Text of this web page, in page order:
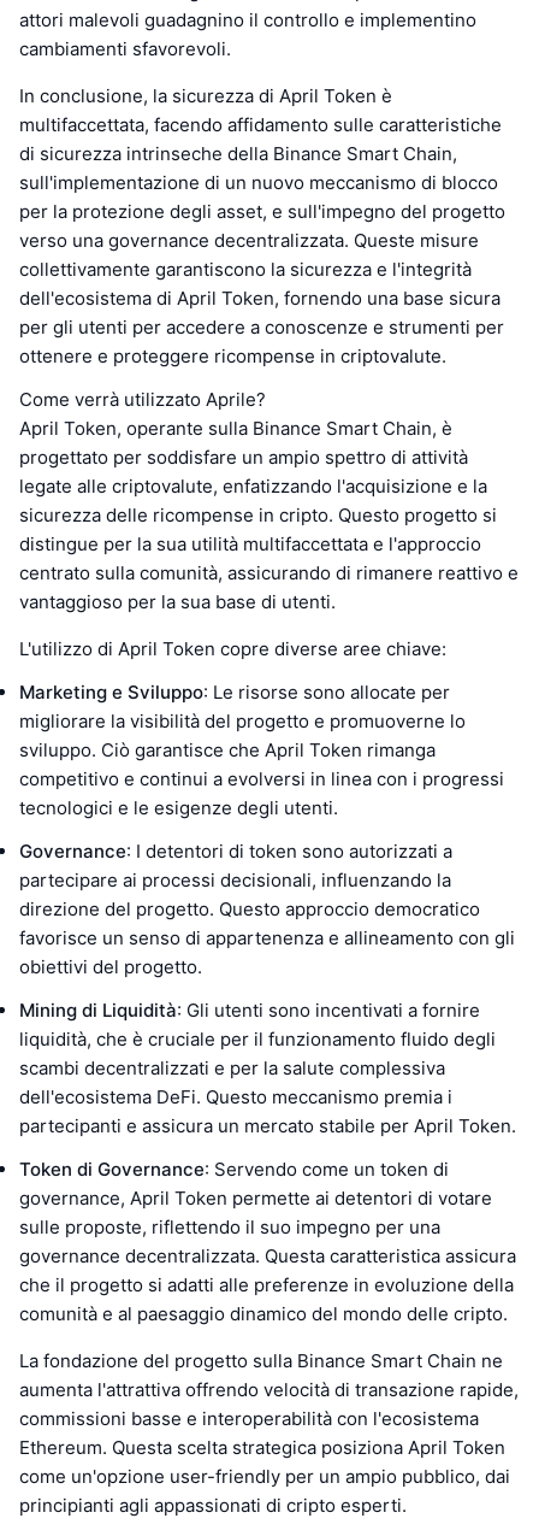
attori malevoli guadagnino il controllo e implementino
cambiamenti sfavorevoli.
In conclusione, la sicurezza di April Token è
multifaccettata, facendo affidamento sulle caratteristiche
di sicurezza intrinseche della Binance Smart Chain,
sull'implementazione di un nuovo meccanismo di blocco
per la protezione degli asset, e sull'impegno del progetto
verso una governance decentralizzata. Queste misure
collettivamente garantiscono la sicurezza e l'integrità
dell'ecosistema di April Token, fornendo una base sicura
per gli utenti per accedere a conoscenze e strumenti per
ottenere e proteggere ricompense in criptovalute.
Come verrà utilizzato Aprile?
April Token, operante sulla Binance Smart Chain, è
progettato per soddisfare un ampio spettro di attività
legate alle criptovalute, enfatizzando l'acquisizione e la
sicurezza delle ricompense in cripto. Questo progetto si
distingue per la sua utilità multifaccettata e l'approccio
centrato sulla comunità, assicurando di rimanere reattivo e
vantaggioso per la sua base di utenti.
L'utilizzo di April Token copre diverse aree chiave:
Marketing e Sviluppo: Le risorse sono allocate per
migliorare la visibilità del progetto e promuoverne lo
sviluppo. Ciò garantisce che April Token rimanga
competitivo e continui a evolversi in linea con i progressi
tecnologici e le esigenze degli utenti.
Governance: I detentori di token sono autorizzati a
partecipare ai processi decisionali, influenzando la
direzione del progetto. Questo approccio democratico
favorisce un senso di appartenenza e allineamento con gli
obiettivi del progetto.
Mining di Liquidità: Gli utenti sono incentivati a fornire
liquidità, che è cruciale per il funzionamento fluido degli
scambi decentralizzati e per la salute complessiva
dell'ecosistema DeFi. Questo meccanismo premia i
partecipanti e assicura un mercato stabile per April Token.
Token di Governance: Servendo come un token di
governance, April Token permette ai detentori di votare
sulle proposte, riflettendo il suo impegno per una
governance decentralizzata. Questa caratteristica assicura
che il progetto si adatti alle preferenze in evoluzione della
comunità e al paesaggio dinamico del mondo delle cripto.
La fondazione del progetto sulla Binance Smart Chain ne
aumenta l'attrattiva offrendo velocità di transazione rapide,
commissioni basse e interoperabilità con l'ecosistema
Ethereum. Questa scelta strategica posiziona April Token
come un'opzione user-friendly per un ampio pubblico, dai
principianti agli appassionati di cripto esperti.